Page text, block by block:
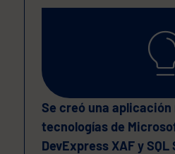
Se creó una
tecnologías de
DevExpress XAF y SQL